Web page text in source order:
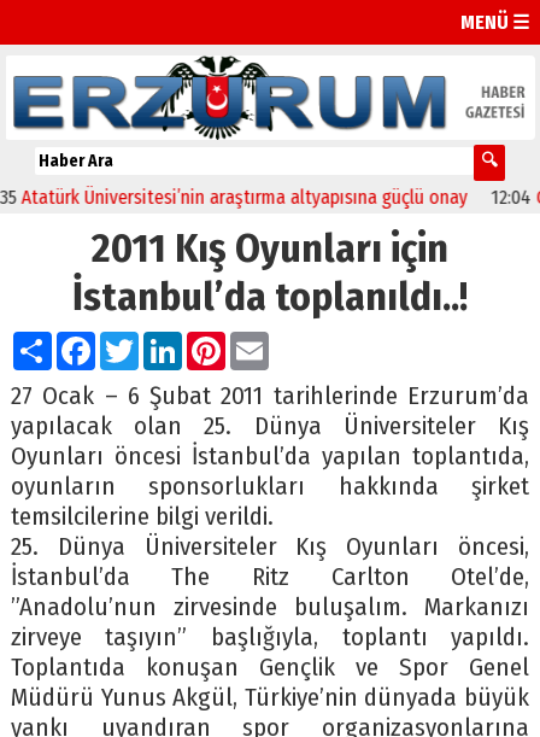
MENÜ ☰
Üniversitesi’nin araştırma altyapısına güçlü onay 12:04
2011 Kış Oyunları için
İstanbul’da toplanıldı..!
PaylaşFacebook
TwitterLinkedIn
Pinterest
Email
27 Ocak – 6 Şubat 2011 tarihlerinde Erzurum’da
yapılacak olan 25. Dünya Üniversiteler Kış
Oyunları öncesi İstanbul’da yapılan toplantıda,
oyunların sponsorlukları hakkında şirket
temsilcilerine bilgi verildi.
25. Dünya Üniversiteler Kış Oyunları öncesi,
İstanbul’da The Ritz Carlton Otel’de,
”Anadolu’nun zirvesinde buluşalım. Markanızı
zirveye taşıyın” başlığıyla, toplantı yapıldı.
Toplantıda konuşan Gençlik ve Spor Genel
Müdürü Yunus Akgül, Türkiye’nin dünyada büyük
yankı uyandıran spor organizasyonlarına